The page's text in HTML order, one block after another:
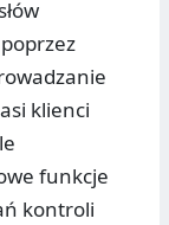
klienci
funkcje
kontroli